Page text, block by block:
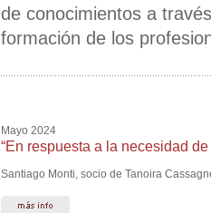
de conocimientos a
formación de los
Mayo 2024
“En respuesta a la necesidad
Santiago Monti, socio de Tanoira